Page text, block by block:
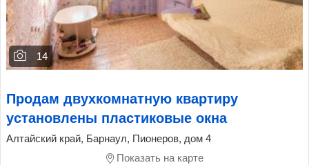
14
Продам двухкомнатную квартиру
установлены пластиковые окна
Алтайский край, Барнаул, Пионеров, дом 4
Показать на карте